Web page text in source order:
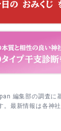
通勤・通学・運
ており、拝殿ま
編集部の調査に
。最新情報は各神